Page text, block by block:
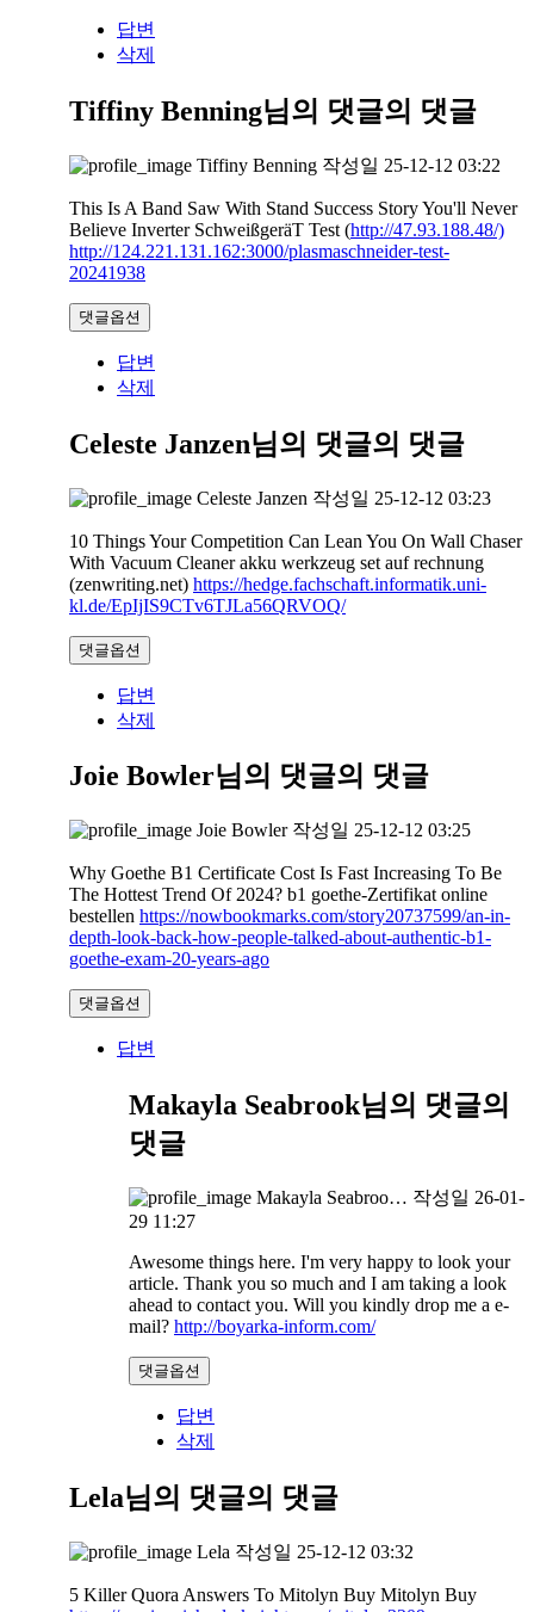
답변
삭제
Tiffiny Benning님의 댓글의 댓글
Tiffiny Benning 작성일 25-12-12 03:22
This Is A Band Saw With Stand Success Story You'll Never
Believe Inverter SchweißgeräT Test (http://47.93.188.48/)
http://124.221.131.162:3000/plasmaschneider-test-
20241938
댓글옵션
답변
삭제
Celeste Janzen님의 댓글의 댓글
Celeste Janzen 작성일 25-12-12 03:23
10 Things Your Competition Can Lean You On Wall Chaser
With Vacuum Cleaner akku werkzeug set auf rechnung
(zenwriting.net) https://hedge.fachschaft.informatik.uni-
kl.de/EpIjIS9CTv6TJLa56QRVOQ/
댓글옵션
답변
삭제
Joie Bowler님의 댓글의 댓글
Joie Bowler 작성일 25-12-12 03:25
Why Goethe B1 Certificate Cost Is Fast Increasing To Be
The Hottest Trend Of 2024? b1 goethe-Zertifikat online
bestellen https://nowbookmarks.com/story20737599/an-in-
depth-look-back-how-people-talked-about-authentic-b1-
goethe-exam-20-years-ago
댓글옵션
답변
Makayla Seabrook님의 댓글의
댓글
Makayla Seabroo… 작성일 26-01-
29 11:27
Awesome things here. I'm very happy to look your
article. Thank you so much and I am taking a look
ahead to contact you. Will you kindly drop me a e-
mail? http://boyarka-inform.com/
댓글옵션
답변
삭제
Lela님의 댓글의 댓글
Lela 작성일 25-12-12 03:32
5 Killer Quora Answers To Mitolyn Buy Mitolyn Buy